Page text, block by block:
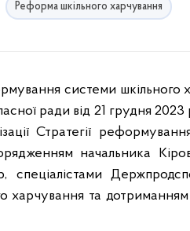
Реформа шкільного харчування
ради від 21 грудня
Стратегії
начальника
харчування та